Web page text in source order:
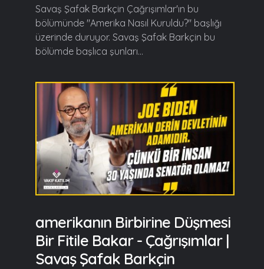
Savaş Şafak Barkçin Çağrışımlar'ın bu
bölümünde "Amerika Nasıl Kuruldu?" başlığı
üzerinde duruyor. Savaş Şafak Barkçin bu
bölümde başlıca şunları...
amerikanın Birbirine Düşmesi
Bir Fitile Bakar - Çağrışımlar |
Savaş Şafak Barkçin